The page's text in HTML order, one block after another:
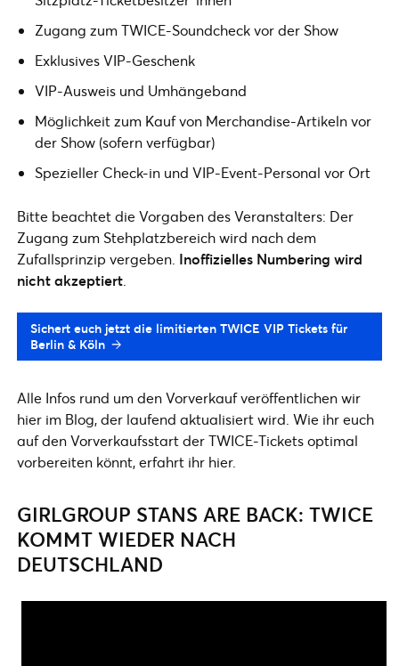
Zugang zum TWICE-Soundcheck vor der Show
Exklusives VIP-Geschenk
VIP-Ausweis und Umhängeband
Möglichkeit zum Kauf von Merchandise-Artikeln vor
der Show (sofern verfügbar)
Spezieller Check-in und VIP-Event-Personal vor Ort
Bitte beachtet die Vorgaben des Veranstalters: Der
Zugang zum Stehplatzbereich wird nach dem
Zufallsprinzip vergeben. Inoffizielles Numbering wird
nicht akzeptiert
Sichert euch jetzt die limitierten TWICE VIP Tickets für
Berlin & Köln
Alle Infos rund um den Vorverkauf veröffentlichen wir
hier im Blog, der laufend aktualisiert wird. Wie ihr euch
auf den Vorverkaufsstart der TWICE-Tickets optimal
vorbereiten könnt, erfahrt ihr hier.
GIRLGROUP STANS ARE BACK: TWICE
KOMMT WIEDER NACH
DEUTSCHLAND